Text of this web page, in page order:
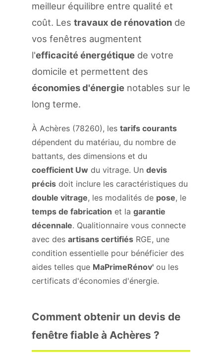
meilleur équilibre entre qualité et
coût. Les travaux de rénovation de
vos fenêtres augmentent
l'efficacité énergétique de votre
domicile et permettent des
économies d'énergie notables sur le
long terme.
À Achères (78260), les tarifs courants
dépendent du matériau, du nombre de
battants, des dimensions et du
coefficient Uw du vitrage. Un devis
précis doit inclure les caractéristiques du
double vitrage, les modalités de pose, le
temps de fabrication et la garantie
décennale. Qualitionnaire vous connecte
avec des artisans certifiés RGE, une
condition essentielle pour bénéficier des
aides telles que MaPrimeRénov' ou les
certificats d'économies d'énergie.
Comment obtenir un devis de
fenêtre fiable à Achères ?